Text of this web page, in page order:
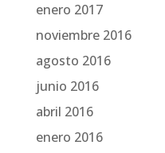
enero 2017
noviembre 2016
agosto 2016
junio 2016
abril 2016
enero 2016